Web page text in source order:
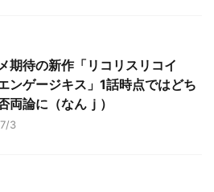
期待の新作「リコリスリコイ
ンゲージキス」1話時点ではどち
両論に（なんｊ）
3